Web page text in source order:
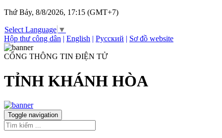
Thứ Bảy, 8/8/2026, 17:15 (GMT+7)
Select Language ▼
Hộp thư công dân | English | Русский | Sơ đồ website
CỔNG THÔNG TIN ĐIỆN TỬ
TỈNH KHÁNH HÒA
Toggle navigation